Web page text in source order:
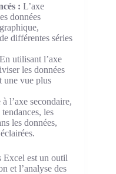
: L’axe
données
différentes séries
En utilisant l’axe
les données
une vue plus
à l’axe secondaire,
les
les données,
Excel est un outil
et l’analyse des